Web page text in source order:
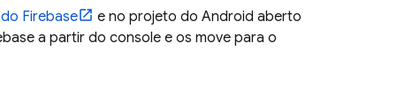
Firebase
e no projeto do Android aberto
a partir do console e os move para o